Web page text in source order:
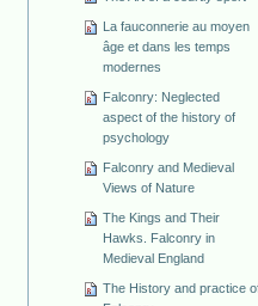
La fauconnerie au moyen
âge et dans les temps
modernes
Falconry: Neglected
aspect of the history of
psychology
Falconry and Medieval
Views of Nature
The Kings and Their
Hawks. Falconry in
Medieval England
The History and practice